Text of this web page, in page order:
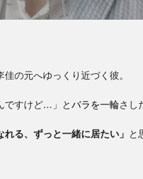
の元へゆっくり近づく彼。
ですけど…」とバラを一輪さし
れる、ずっと一緒に居たい」 と